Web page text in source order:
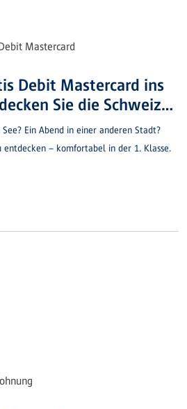
Debit Mastercard ins
Sie die Schweiz
Ein Abend in einer anderen Stadt?
entdecken – komfortabel in der 1. Klasse.